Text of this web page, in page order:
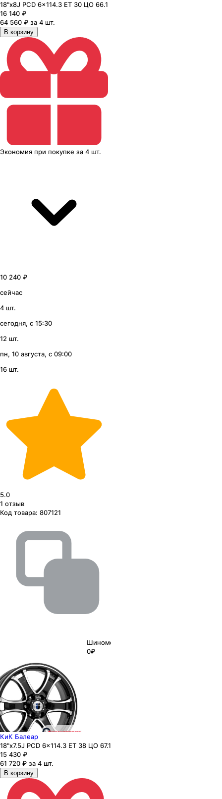
18"x8J PCD 6x114.3 ЕТ 30 ЦО 66.1
16 140 ₽
64 560 ₽ за 4 шт.
В корзину
Экономия при покупке за 4 шт.
10 240 ₽
сейчас
4 шт.
сегодня, с 15:30
12 шт.
пн, 10 августа, с 09:00
16 шт.
5.0
1 отзыв
Код товара: 807121
Шиномонтаж
0₽
КиК Балеар
18"x7.5J PCD 6x114.3 ЕТ 38 ЦО 67.1
15 430 ₽
61 720 ₽ за 4 шт.
В корзину